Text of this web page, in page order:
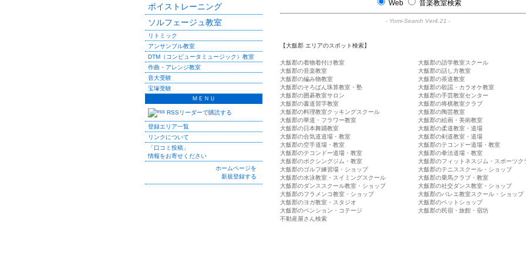
Web 音楽教室検索
- Yomi-Search Ver4.21 -
【大飯郡 エリアのスポット検索】
大飯郡の着物着付け教室
大飯郡の語学教室スクール
大飯郡の音楽教室
大飯郡の話し方教室
大飯郡の編み物教室
大飯郡の茶道教室
大飯郡のそろばん珠算教室・塾
大飯郡の歌謡・カラオケ教室
大飯郡の囲碁教室サロン
大飯郡の手芸教室センター
大飯郡の書道習字教室
大飯郡の将棋教室クラブ
大飯郡の料理教室クッキングスクール
大飯郡の陶芸教室
大飯郡の華道・フラワー教室
大飯郡の絵画・美術教室
大飯郡の日本舞踊教室
大飯郡の柔道教室・道場
大飯郡の合気道道場・教室
大飯郡の剣道教室・道場
大飯郡の空手道場・教室
大飯郡のテコンドー道場・教室
大飯郡のテコンドー道場・教室
大飯郡の拳法道場・教室
大飯郡のボクシングジム・教室
大飯郡のフィットネスジム・スポーツク
大飯郡のゴルフ練習場・ショップ
大飯郡のテニススクール・ショップ
大飯郡の水泳教室・スイミングスクール
大飯郡の乗馬クラブ・教室
大飯郡のダンススクール教室・ショップ
大飯郡の社交ダンス教室・ショップ
大飯郡のフラメンコ教室・ショップ
大飯郡のバレエ教室スクール・ショップ
大飯郡のヨガ教室・スタジオ
大飯郡のペットショップ
大飯郡のペンション・コテージ
大飯郡の民宿・旅館・宿坊
不動産屋さん検索
ボイストレーニング
ソルフェージュ教室
リトミック
アンサンブル教室
DTM（コンピュータミュージック）教室
作曲・アレンジ教室
音大受験
宝塚受験
ＭＥＮＵ
RSSリーダーで購読する
登録エリア一覧
リンクについて
「口コミ投稿」
情報をお寄せください
ホームページを
新規登録する